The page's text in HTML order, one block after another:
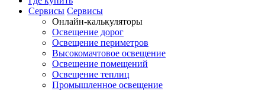
Сервисы Сервисы
Онлайн-калькуляторы
Освещение дорог
Освещение периметров
Высокомачтовое освещение
Освещение помещений
Освещение теплиц
Промышленное освещение